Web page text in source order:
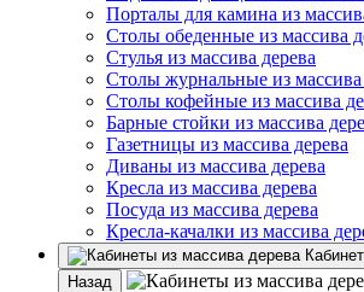
Порталы для камина из
Столы обеденные из массива
Стулья из массива дерева
Столы журнальные из массива
Столы кофейные из массива
Барные стойки из массива
Газетницы из массива дерева
Диваны из массива дерева
Кресла из массива дерева
Посуда из массива дерева
Кресла-качалки из массива
Назад